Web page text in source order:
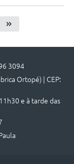
3094
Ortopé) | CEP:
e à tarde das